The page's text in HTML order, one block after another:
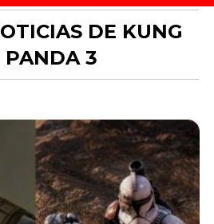
DE KUNG
PANDA 3